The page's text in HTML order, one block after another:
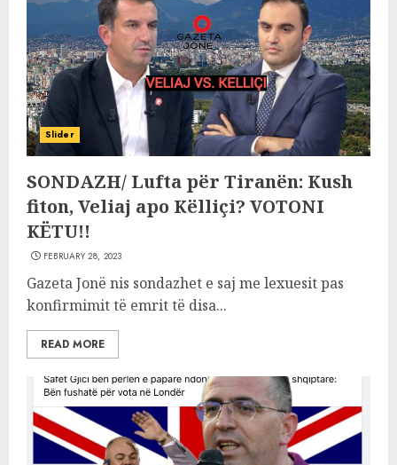
Slider
SONDAZH/ Lufta për Tiranën: Kush
fiton, Veliaj apo Këlliçi? VOTONI
KËTU!!
FEBRUARY 28, 2023
Gazeta Jonë nis sondazhet e saj me lexuesit pas
konfirmimit të emrit të disa...
READ MORE